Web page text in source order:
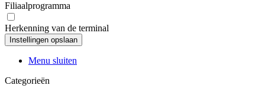
Filiaalprogramma
Herkenning van de terminal
Menu sluiten
Categorieën